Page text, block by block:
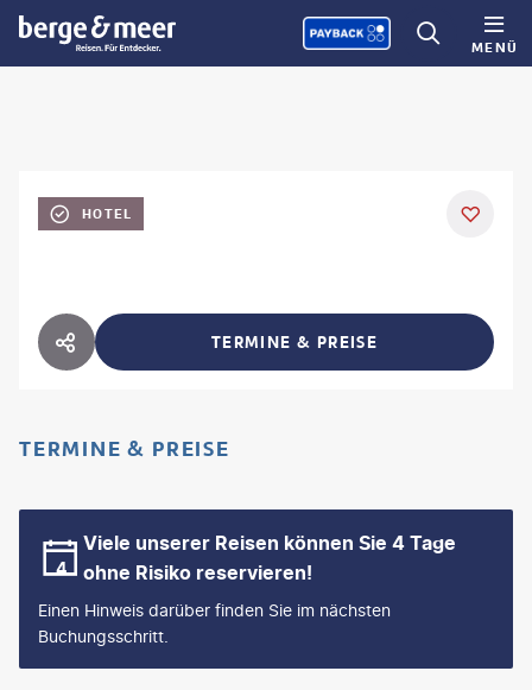
MENÜ
HOTEL
HOTEL TEILEN TERMINE & PREISE
TERMINE & PREISE
Viele unserer Reisen können Sie 4 Tage
ohne Risiko reservieren!
Einen Hinweis darüber finden Sie im nächsten
Buchungsschritt.